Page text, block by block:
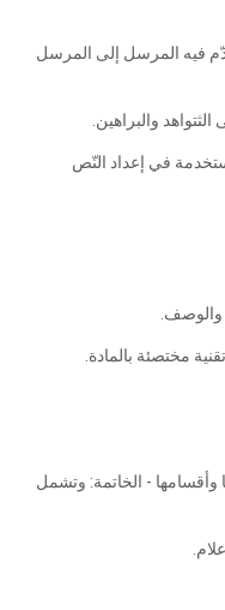
فيه المرسل إلى المرسل
والبراهين.
في إعداد النّص
مختصئة بالمادة.
وأقسامها - الخاتمة: وتشمل